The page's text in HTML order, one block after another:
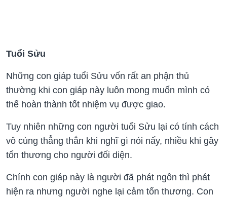
Tuổi Sửu
Những con giáp tuổi Sửu vốn rất an phận thủ
thường khi con giáp này luôn mong muốn mình có
thể hoàn thành tốt nhiệm vụ được giao.
Tuy nhiên những con người tuổi Sửu lại có tính cách
vô cùng thẳng thắn khi nghĩ gì nói nấy, nhiều khi gây
tổn thương cho người đối diện.
Chính con giáp này là người đã phát ngôn thì phát
hiện ra nhưng người nghe lại cảm tổn thương. Con